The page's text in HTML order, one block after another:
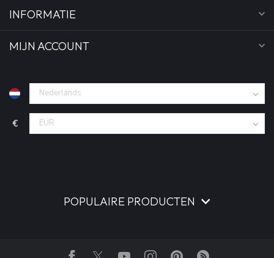
INFORMATIE
MIJN ACCOUNT
€
POPULAIRE PRODUCTEN